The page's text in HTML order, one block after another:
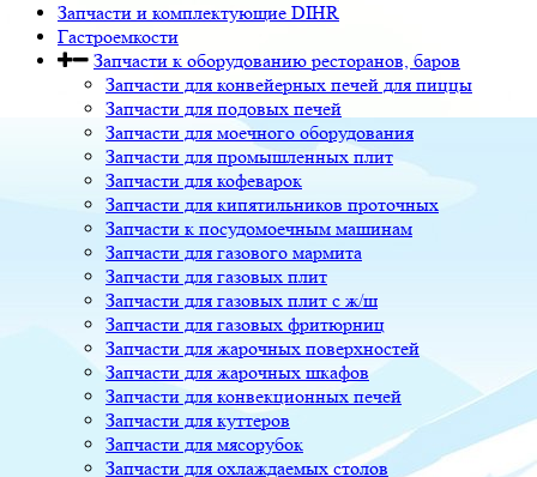
Запчасти и комплектующие DIHR
Гастроемкости
Запчасти к оборудованию ресторанов, баров
Запчасти для конвейерных печей для пиццы
Запчасти для подовых печей
Запчасти для моечного оборудования
Запчасти для промышленных плит
Запчасти для кофеварок
Запчасти для кипятильников проточных
Запчасти к посудомоечным машинам
Запчасти для газового мармита
Запчасти для газовых плит
Запчасти для газовых плит с ж/ш
Запчасти для газовых фритюрниц
Запчасти для жарочных поверхностей
Запчасти для жарочных шкафов
Запчасти для конвекционных печей
Запчасти для куттеров
Запчасти для мясорубок
Запчасти для охлаждаемых столов